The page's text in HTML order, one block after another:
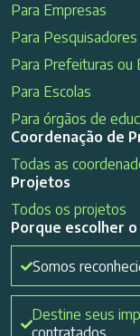
Para Empresas
Para Pesquisadores
Para Prefeituras ou
Para Escolas
Para órgãos de
Coordenação de
Todas as
Projetos
Todos os projetos
Porque escolher o
Somos
Destine seus